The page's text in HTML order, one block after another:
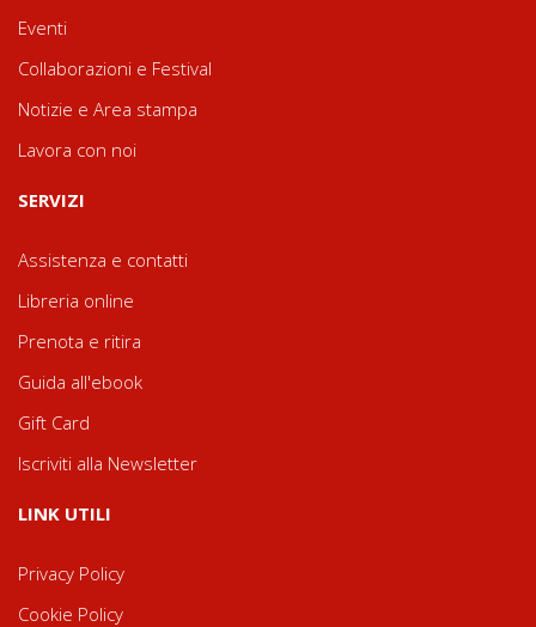
Eventi
Collaborazioni e Festival
Notizie e Area stampa
Lavora con noi
SERVIZI
Assistenza e contatti
Libreria online
Prenota e ritira
Guida all'ebook
Gift Card
Iscriviti alla Newsletter
LINK UTILI
Privacy Policy
Cookie Policy